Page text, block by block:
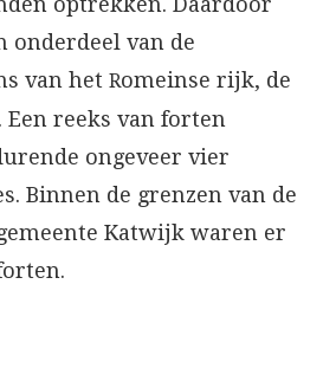
onderdeel van de
van hetRomeinse rijk, de
Een reeks van forten
ongeveer vier
Binnen de grenzen van de
Katwijk waren er